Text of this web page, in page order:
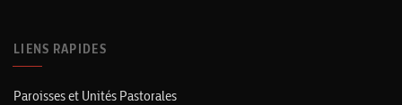
LIENS RAPIDES
Paroisses et Unités Pastorales